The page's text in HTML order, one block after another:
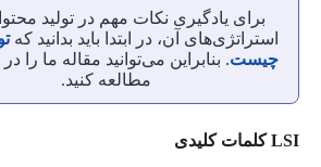
برای یادگیری نکات مهم در تولید
استراتژی‌های آن، در ابتدا باید بدانید که
چیست. بنابراین می‌توانید مقاله ما را
مطالعه کنید.
LSI کلمات کلیدی